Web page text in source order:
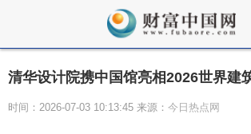
清华设计院携中国馆亮相2026世界建
时间：2026-07-03 10:13:45 来源： 今日热点网